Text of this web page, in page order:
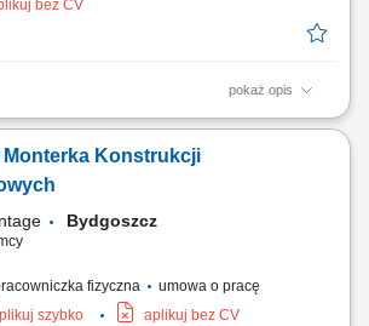
bez CV
pokaż opis
135 we wszystkich pozycjach, szlifowanie i
metalowych zgodnie z dokumentacją
technicznego, lakierowanie elementów
prac...
Monterka Konstrukcji
Bydgoszcz
fizyczna
umowa o pracę
szybko aplikuj bez CV